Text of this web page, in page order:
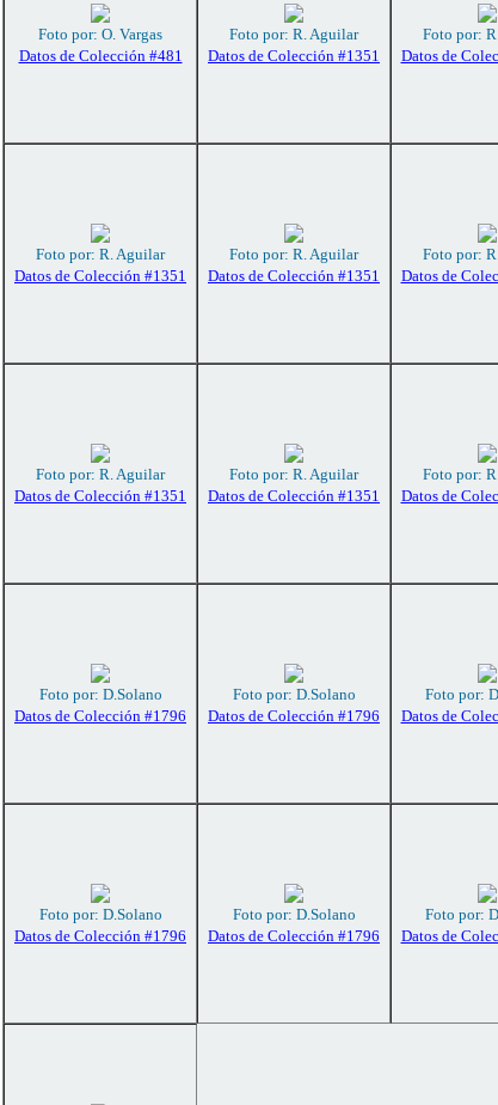
Foto por: O. Vargas
Datos de Colección #481
Foto por: R. Aguilar
Datos de Colección #1351
Foto por:
Datos de
Foto por: R. Aguilar
Datos de Colección #1351
Foto por: R. Aguilar
Datos de Colección #1351
Foto por:
Datos de
Foto por: R. Aguilar
Datos de Colección #1351
Foto por: R. Aguilar
Datos de Colección #1351
Foto por:
Datos de
Foto por: D.Solano
Datos de Colección #1796
Foto por: D.Solano
Datos de Colección #1796
Foto por:
Datos de
Foto por: D.Solano
Datos de Colección #1796
Foto por: D.Solano
Datos de Colección #1796
Foto por:
Datos de